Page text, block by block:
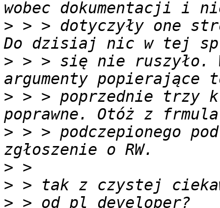
> > > dotyczyły one
> > > się nie ruszyło.
> > > poprzednie trzy
> > > podczepionego
>
>
>